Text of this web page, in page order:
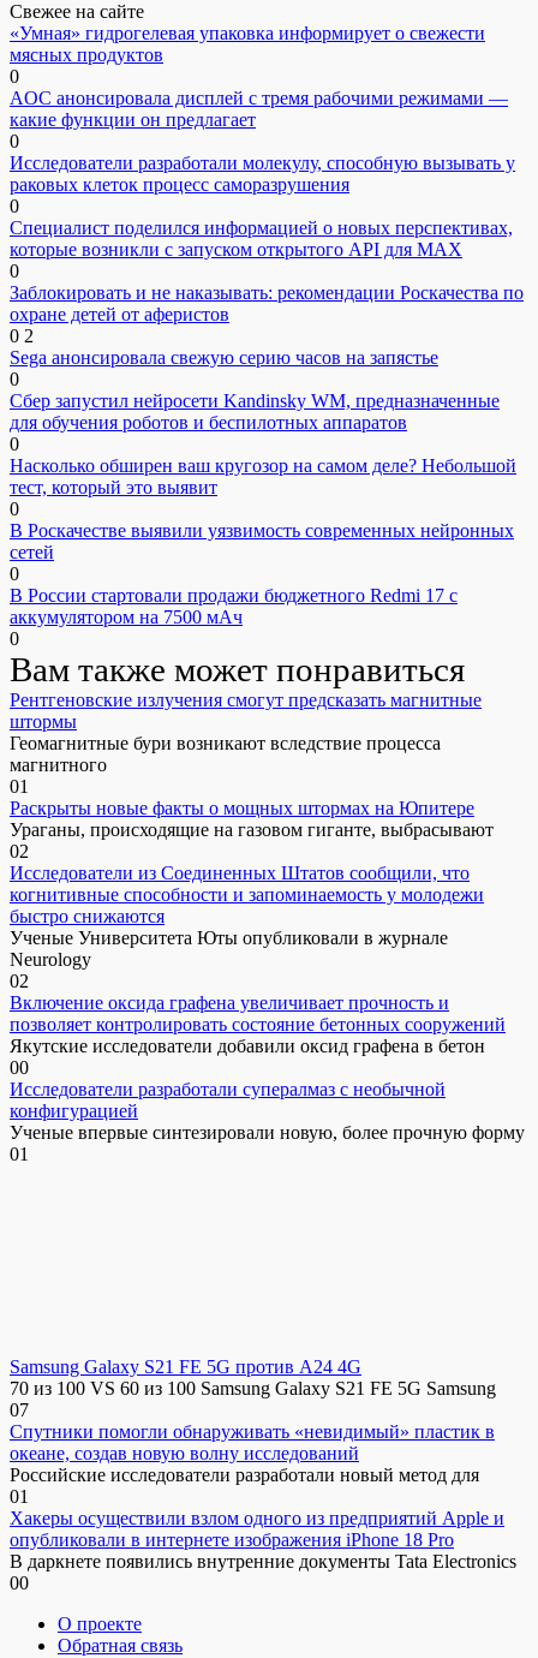
Свежее на сайте
«Умная» гидрогелевая упаковка информирует о свежести
мясных продуктов
0
AOC анонсировала дисплей с тремя рабочими режимами —
какие функции он предлагает
0
Исследователи разработали молекулу, способную вызывать у
раковых клеток процесс саморазрушения
0
Специалист поделился информацией о новых перспективах,
которые возникли с запуском открытого API для МАХ
0
Заблокировать и не наказывать: рекомендации Роскачества по
охране детей от аферистов
0 2
Sega анонсировала свежую серию часов на запястье
0
Сбер запустил нейросети Kandinsky WM, предназначенные
для обучения роботов и беспилотных аппаратов
0
Насколько обширен ваш кругозор на самом деле? Небольшой
тест, который это выявит
0
В Роскачестве выявили уязвимость современных нейронных
сетей
0
В России стартовали продажи бюджетного Redmi 17 с
аккумулятором на 7500 мАч
0
Вам также может понравиться
Рентгеновские излучения смогут предсказать магнитные
штормы
Геомагнитные бури возникают вследствие процесса
магнитного
01
Раскрыты новые факты о мощных штормах на Юпитере
Ураганы, происходящие на газовом гиганте, выбрасывают
02
Исследователи из Соединенных Штатов сообщили, что
когнитивные способности и запоминаемость у молодежи
быстро снижаются
Ученые Университета Юты опубликовали в журнале
Neurology
02
Включение оксида графена увеличивает прочность и
позволяет контролировать состояние бетонных сооружений
Якутские исследователи добавили оксид графена в бетон
00
Исследователи разработали супералмаз с необычной
конфигурацией
Ученые впервые синтезировали новую, более прочную форму
01
Samsung Galaxy S21 FE 5G против A24 4G
70 из 100 VS 60 из 100 Samsung Galaxy S21 FE 5G Samsung
07
Спутники помогли обнаруживать «невидимый» пластик в
океане, создав новую волну исследований
Российские исследователи разработали новый метод для
01
Хакеры осуществили взлом одного из предприятий Apple и
опубликовали в интернете изображения iPhone 18 Pro
В даркнете появились внутренние документы Tata Electronics
00
О проекте
Обратная связь